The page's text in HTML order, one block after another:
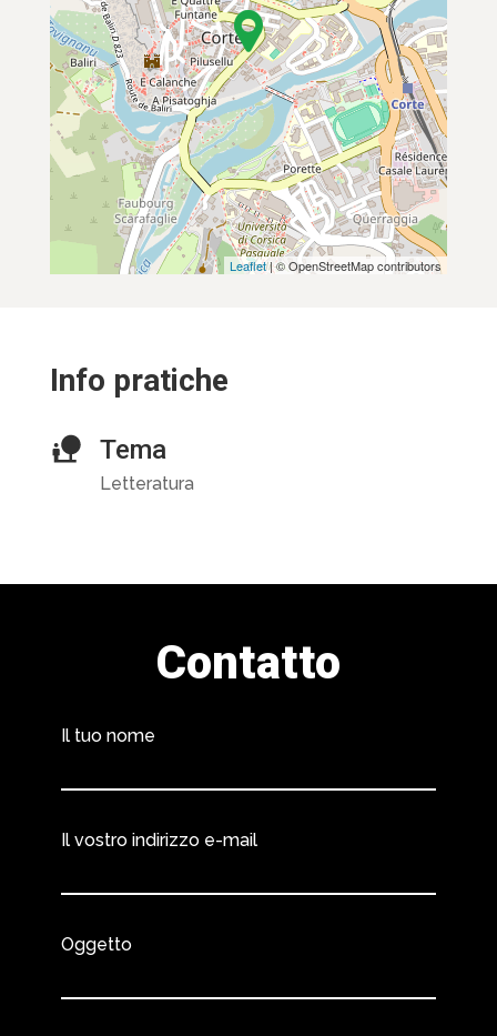
Leaflet| © OpenStreetMap contributors
Info pratiche
Tema
Letteratura
Contatto
Il tuo nome
Il vostro indirizzo e-mail
Oggetto